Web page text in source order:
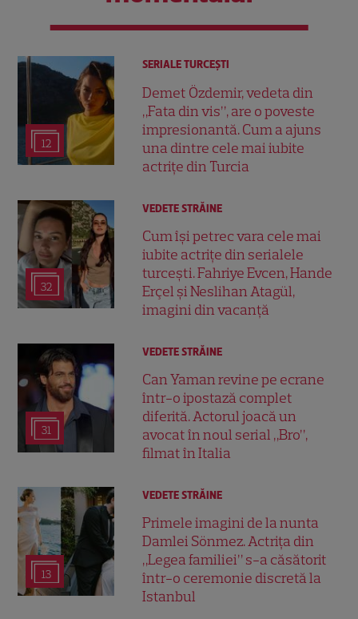
12
SERIALE TURCEŞTI
Demet Özdemir, vedeta din
„Fata din vis”, are o poveste
impresionantă. Cum a ajuns
una dintre cele mai iubite
actrițe din Turcia
32
VEDETE STRĂINE
Cum își petrec vara cele mai
iubite actrițe din serialele
turcești. Fahriye Evcen, Hande
Erçel și Neslihan Atagül,
imagini din vacanță
31
VEDETE STRĂINE
Can Yaman revine pe ecrane
într-o ipostază complet
diferită. Actorul joacă un
avocat în noul serial „Bro”,
filmat în Italia
13
VEDETE STRĂINE
Primele imagini de la nunta
Damlei Sönmez. Actrița din
„Legea familiei” s-a căsătorit
într-o ceremonie discretă la
Istanbul